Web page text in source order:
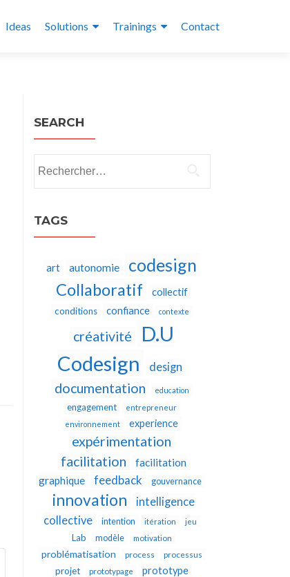
Ideas Solutions Trainings Contact
SEARCH
TAGS
art autonomie codesign
Collaboratif collectif
conditions confiance contexte
créativité
D.U
Codesign
design
documentation education
engagement
entrepreneur
environnement
experience
expérimentation
facilitation
facilitation
graphique
feedback gouvernance
innovation
intelligence
collective
intention itération jeu
Lab modèle motivation
problématisation process processus
projet prototypage prototype